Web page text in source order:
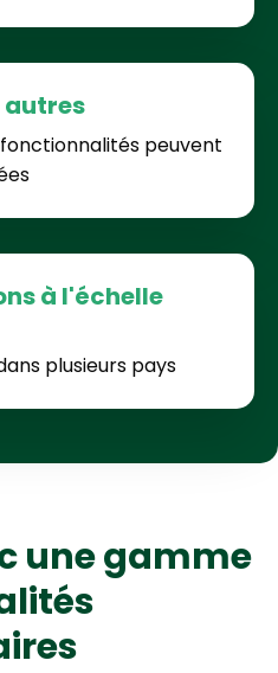
autres
peuvent
à l'échelle
plusieurs pays
une gamme